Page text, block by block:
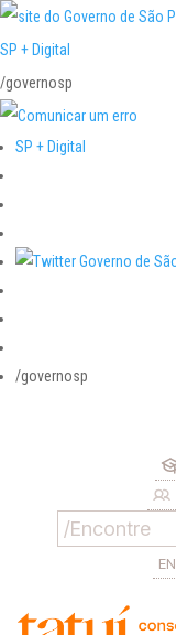
SP + Digital
/governosp
SP + Digital
/governosp
EN